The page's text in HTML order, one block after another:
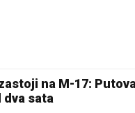
na M-17:
dva sata